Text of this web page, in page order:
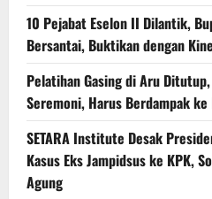
10 Pejabat Eselon II Dilantik,
Bersantai, Buktikan dengan
Pelatihan Gasing di Aru
Seremoni, Harus Berdampak ke
SETARA Institute Desak
Kasus Eks Jampidsus ke KPK,
Agung